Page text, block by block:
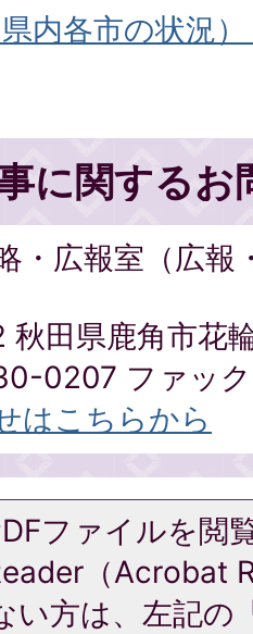
内各市の状況
に関するお
・広報室（広報
田県鹿角市花
0207 ファッ
はこちらから
ファイルを閲
（Acrobat
い方は、左記の